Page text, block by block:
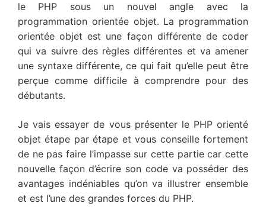
le PHP sous un nouvel angle avec la
programmation orientée objet. La programmation
orientée objet est une façon différente de coder
qui va suivre des règles différentes et va amener
une syntaxe différente, ce qui fait qu’elle peut être
perçue comme difficile à comprendre pour des
débutants.
Je vais essayer de vous présenter le PHP orienté
objet étape par étape et vous conseille fortement
de ne pas faire l’impasse sur cette partie car cette
nouvelle façon d’écrire son code va posséder des
avantages indéniables qu’on va illustrer ensemble
et est l’une des grandes forces du PHP.